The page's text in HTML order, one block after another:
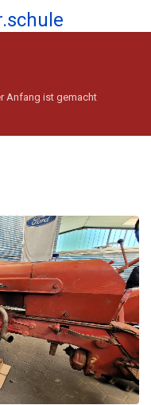
Anfang ist gemacht